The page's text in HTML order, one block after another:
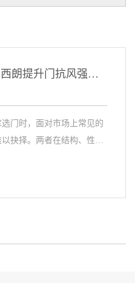
提升门和卷帘门区别：西朗提升门抗风强，保温好，多种提升方式
门时，面对市场上常见的
抉择。两者在结构、性能
帘门由多片帘片扣接而
是整体发泡的门板结构，